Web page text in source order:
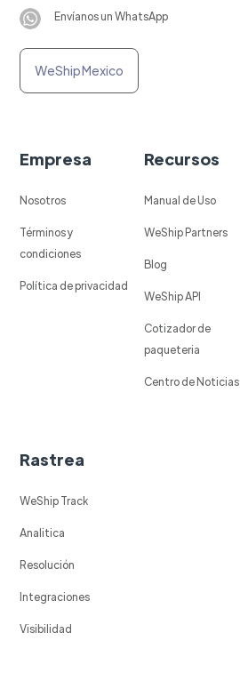
Envíanos un WhatsApp
WeShip Mexico
Empresa
Nosotros
Términos y
condiciones
Política de privacidad
Recursos
Manual de Uso
WeShip Partners
Blog
WeShip API
Cotizador de
paqueteria
Centro de Noticias
Rastrea
WeShip Track
Analitica
Resolución
Integraciones
Visibilidad